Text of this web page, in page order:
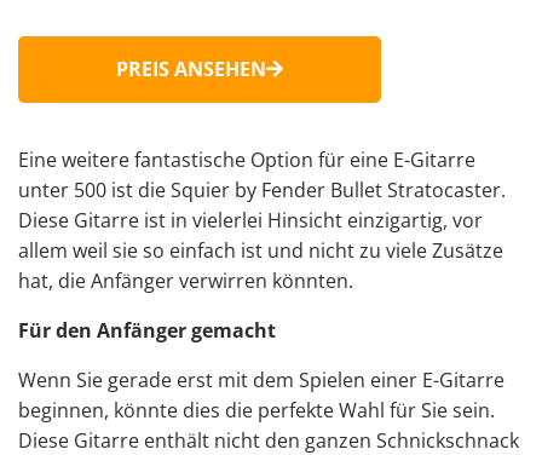
PREIS ANSEHEN
Eine weitere fantastische Option für eine E-Gitarre
unter 500 ist die Squier by Fender Bullet Stratocaster.
Diese Gitarre ist in vielerlei Hinsicht einzigartig, vor
allem weil sie so einfach ist und nicht zu viele Zusätze
hat, die Anfänger verwirren könnten.
Für den Anfänger gemacht
Wenn Sie gerade erst mit dem Spielen einer E-Gitarre
beginnen, könnte dies die perfekte Wahl für Sie sein.
Diese Gitarre enthält nicht den ganzen Schnickschnack